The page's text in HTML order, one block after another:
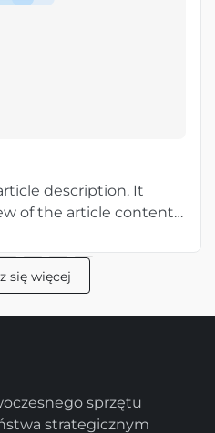
description. It
of the article content
more about this
się więcej
sprzętu
strategicznym